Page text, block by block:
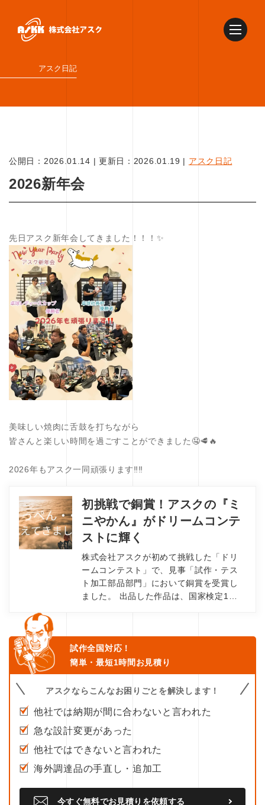
アスク日記
公開日： 2026.01.14 | 更新日： 2026.01.19 | アスク日記
2026新年会
先日アスク新年会してきました！！！✨
美味しい焼肉に舌鼓を打ちながら
皆さんと楽しい時間を過ごすことができました🤤🥩🔥
2026年もアスク一同頑張ります‼️‼️
初挑戦で銅賞！アスクの『ミ
ニやかん』がドリームコンテ
ストに輝く
株式会社アスクが初めて挑戦した「ドリ
ームコンテスト」で、見事「試作・テス
ト加工部品部門」において銅賞を受賞し
ました。 出品した作品は、国家検定1…
試作全国対応！
簡単・最短1時間お見積り
アスクならこんなお困りごとを解決します！
他社では納期が間に合わないと言われた
急な設計変更があった
他社ではできないと言われた
海外調達品の手直し・追加工
今すぐ無料でお見積りを依頼する